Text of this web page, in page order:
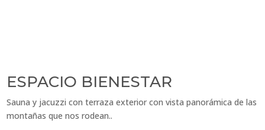
ESPACIO BIENESTAR
Sauna y jacuzzi con terraza exterior con vista panorámica de las
montañas que nos rodean..